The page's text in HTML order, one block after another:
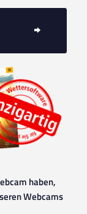
haben,
Webcams